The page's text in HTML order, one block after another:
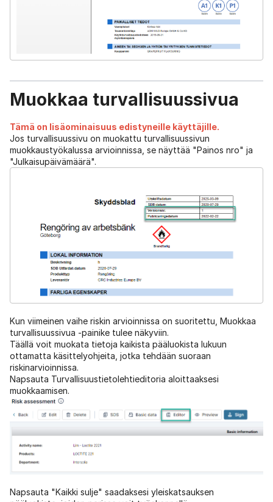
Muokkaa turvallisuussivua
Tämä on lisäominaisuus edistyneille käyttäjille.
Jos turvallisuussivu on muokattu turvallisuussivun
muokkaustyökalussa arvioinnissa, se näyttää "Painos nro" ja
"Julkaisupäivämäärä".
Kun viimeinen vaihe riskin arvioinnissa on suoritettu, Muokkaa
turvallisuussivua -painike tulee näkyviin.
Täällä voit muokata tietoja kaikista pääluokista lukuun
ottamatta käsittelyohjeita, jotka tehdään suoraan
riskinarvioinnissa.
Napsauta Turvallisuustietolehtieditoria aloittaaksesi
muokkaamisen.
Napsauta "Kaikki sulje" saadaksesi yleiskatsauksen